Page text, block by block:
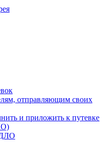
отправляющим своих
и приложить к путевке